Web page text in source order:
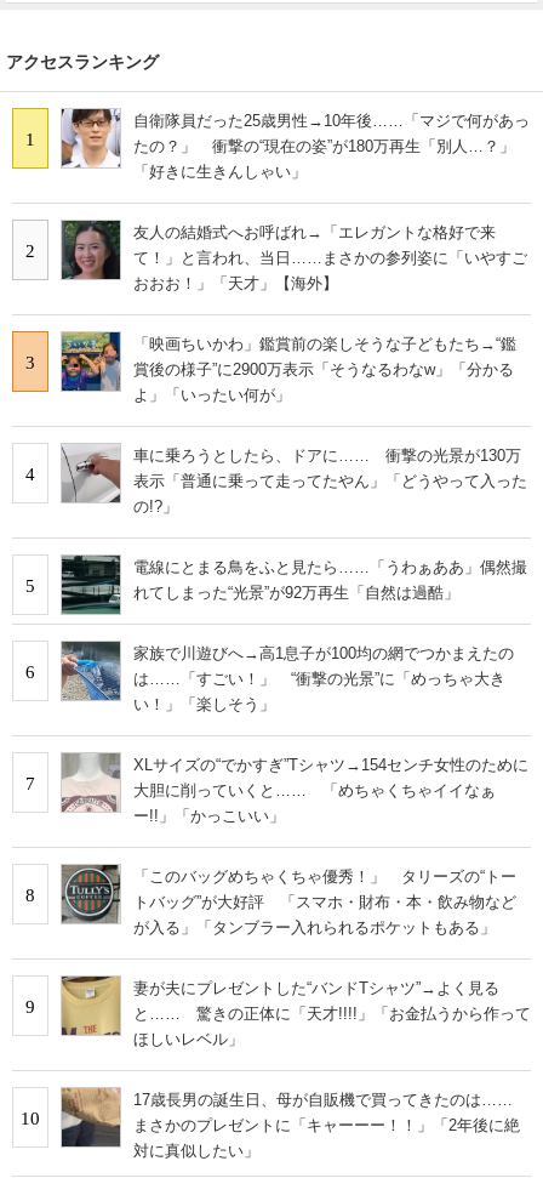
アクセスランキング
1
自衛隊員だった25歳男性→10年後……「マジで何があっ
たの？」 衝撃の“現在の姿”が180万再生「別人…？」
「好きに生きんしゃい」
2
友人の結婚式へお呼ばれ→「エレガントな格好で来
て！」と言われ、当日……まさかの参列姿に「いやすご
おおお！」「天才」【海外】
3
「映画ちいかわ」鑑賞前の楽しそうな子どもたち→“鑑
賞後の様子”に2900万表示「そうなるわなw」「分かる
よ」「いったい何が」
4
車に乗ろうとしたら、ドアに…… 衝撃の光景が130万
表示「普通に乗って走ってたやん」「どうやって入った
の!?」
5
電線にとまる鳥をふと見たら……「うわぁああ」偶然撮
れてしまった“光景”が92万再生「自然は過酷」
6
家族で川遊びへ→高1息子が100均の網でつかまえたの
は……「すごい！」 “衝撃の光景”に「めっちゃ大き
い！」「楽しそう」
7
XLサイズの“でかすぎ”Tシャツ→154センチ女性のために
大胆に削っていくと…… 「めちゃくちゃイイなぁ
ー!!」「かっこいい」
8
「このバッグめちゃくちゃ優秀！」 タリーズの“トー
トバッグ”が大好評 「スマホ・財布・本・飲み物など
が入る」「タンブラー入れられるポケットもある」
9
妻が夫にプレゼントした“バンドTシャツ”→よく見る
と…… 驚きの正体に「天才!!!!」「お金払うから作って
ほしいレベル」
10
17歳長男の誕生日、母が自販機で買ってきたのは……
まさかのプレゼントに「キャーーー！！」「2年後に絶
対に真似したい」